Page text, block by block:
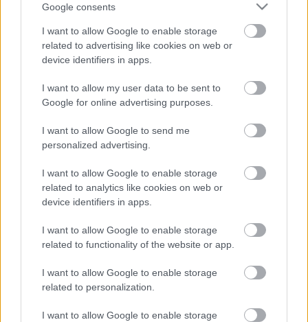
Google consents
I want to allow Google to enable storage
related to advertising like cookies on web or
device identifiers in apps.
I want to allow my user data to be sent to
Google for online advertising purposes.
I want to allow Google to send me
personalized advertising.
I want to allow Google to enable storage
related to analytics like cookies on web or
device identifiers in apps.
I want to allow Google to enable storage
related to functionality of the website or app.
I want to allow Google to enable storage
related to personalization.
I want to allow Google to enable storage
Maneuver Maneuver a Facebookon
A cikk megjelenését aHangfoglaló Program